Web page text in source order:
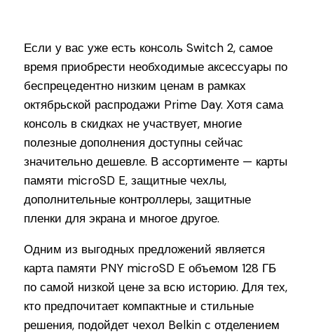
Если у вас уже есть консоль Switch 2, самое
время приобрести необходимые аксессуары по
беспрецедентно низким ценам в рамках
октябрьской распродажи Prime Day. Хотя сама
консоль в скидках не участвует, многие
полезные дополнения доступны сейчас
значительно дешевле. В ассортименте — карты
памяти microSD E, защитные чехлы,
дополнительные контроллеры, защитные
пленки для экрана и многое другое.
Одним из выгодных предложений является
карта памяти PNY microSD E объемом 128 ГБ
по самой низкой цене за всю историю. Для тех,
кто предпочитает компактные и стильные
решения, подойдет чехол Belkin с отделением